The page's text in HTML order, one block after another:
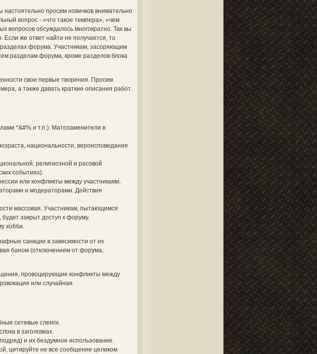
просим новичков внимательно
вопрос - «что такое темпера», «чем
вопросов обсуждалось многократно. Так вы
же ответ найти не получается, то
форума. Участникам, засоряющим
разделам форума, кроме разделов блока
свои первые творения. Просим
а также давать краткие описания работ.
*&#% и т.п.). Матозаменители в
национальности, вероисповедания
религиозной и расовой
событиях).
или конфликты между участниками.
и модераторами. Действия
массовая. Участникам, пытающимся
закрыт доступ к форуму.
хобби.
санкции в зависимости от их
баном (отключением от форума,
провоцирующие конфликты между
или случайная.
сетевые сленги.
в заголовках.
и их бездумное использование.
цитируйте не все сообщение целиком